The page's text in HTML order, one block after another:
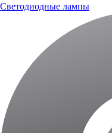
Светодиодные лампы